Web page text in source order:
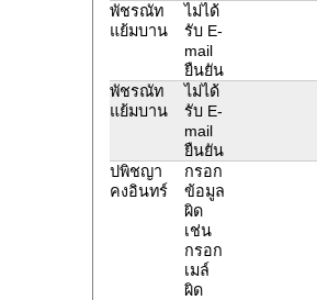
พัชรณัท
แย้มบาน
ไม่ได้
รับ E-
mail
ยืนยัน
พัชรณัท
แย้มบาน
ไม่ได้
รับ E-
mail
ยืนยัน
ปพิชญา
คงอินทร์
กรอก
ข้อมูล
ผิด
เช่น
กรอก
เมล์
ผิด